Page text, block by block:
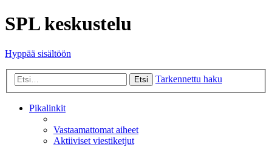
SPL keskustelu
Hyppää sisältöön
Etsi Tarkennettu haku
Pikalinkit
Vastaamattomat aiheet
Aktiiviset viestiketjut